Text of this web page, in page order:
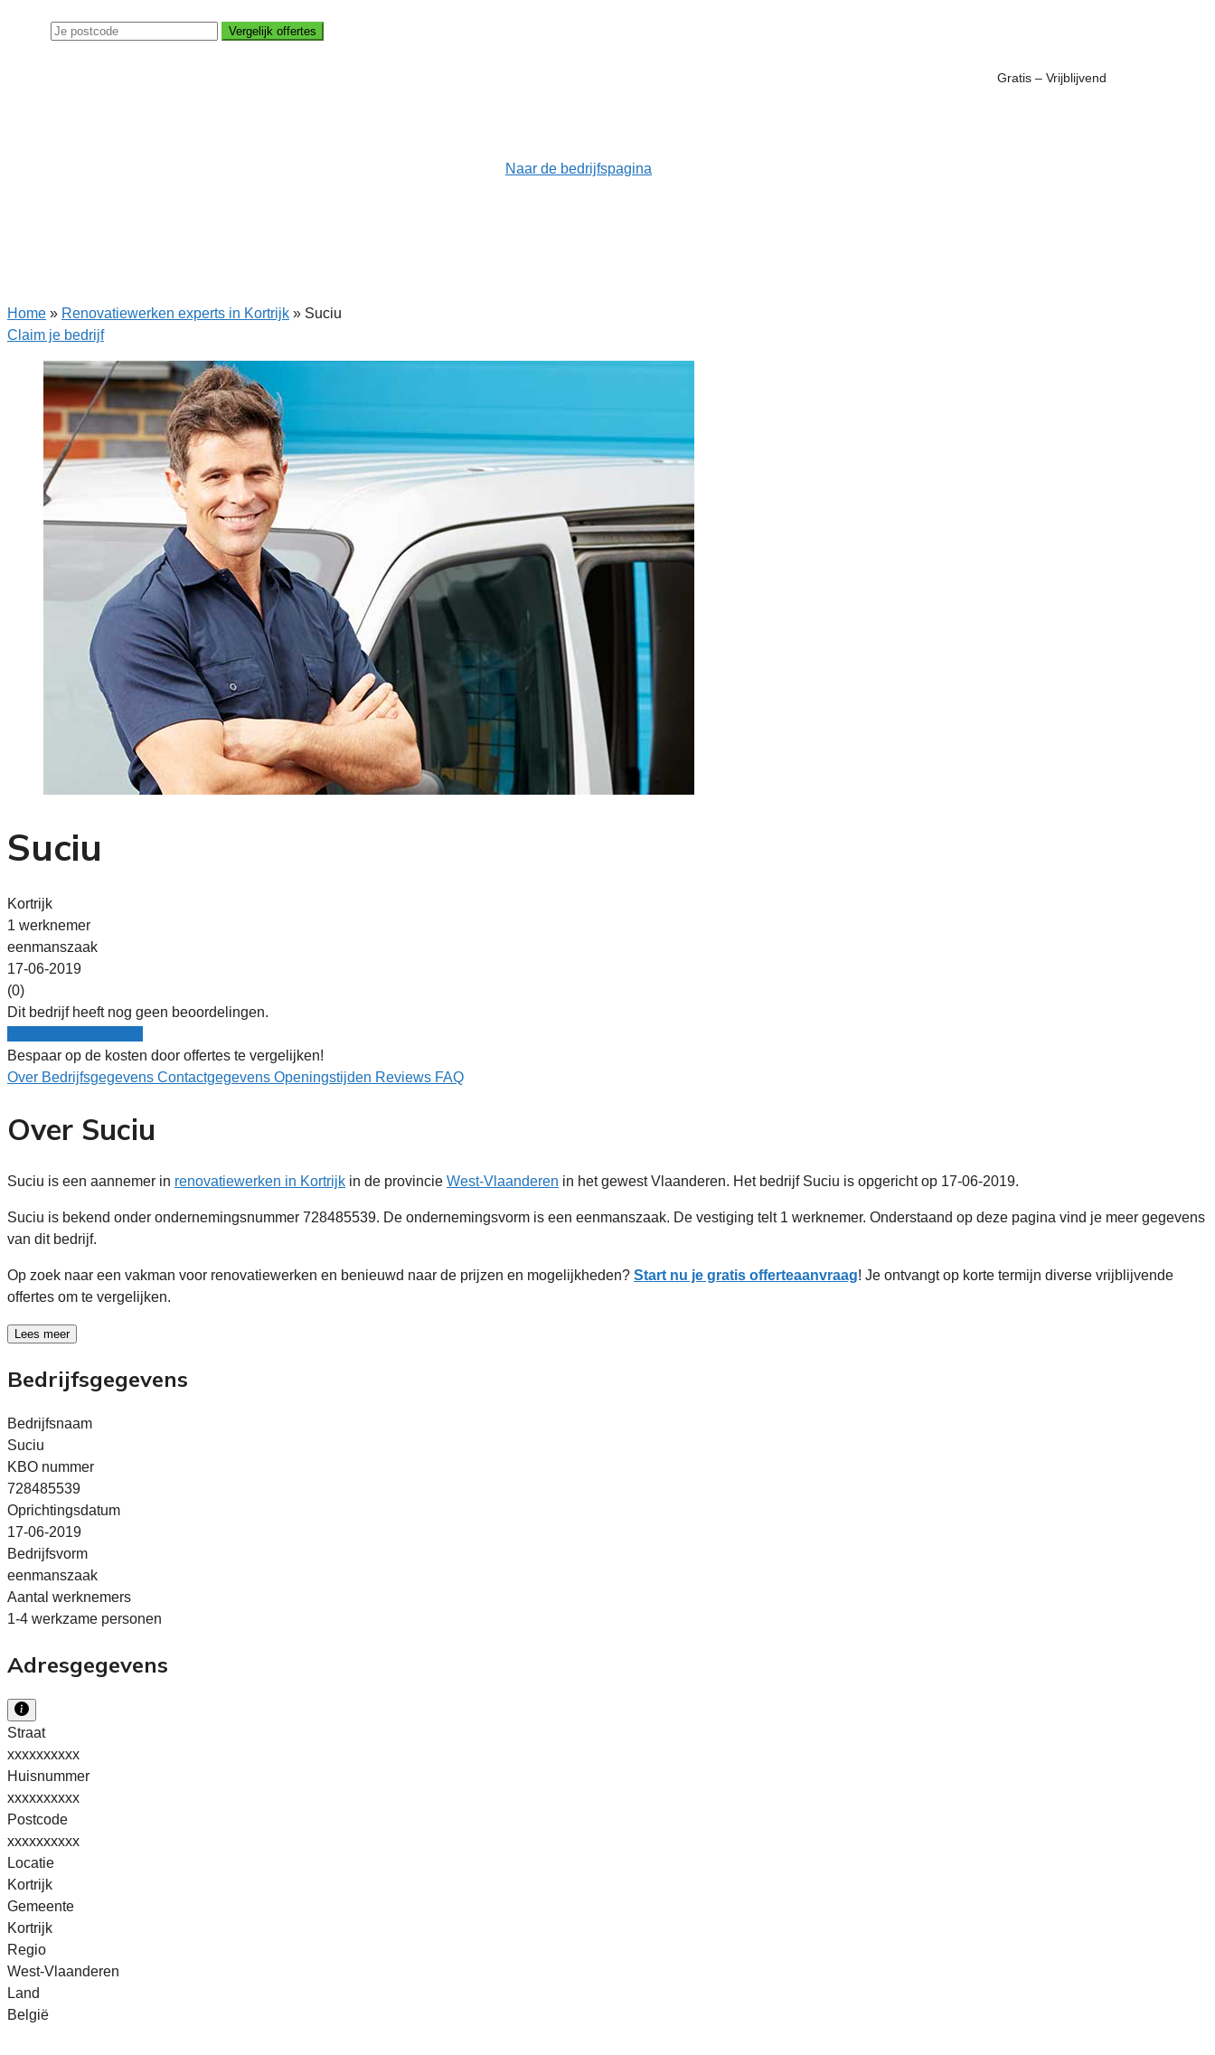
Vergelijk offertes
Gratis – Vrijblijvend
Naar de bedrijfspagina
Home » Renovatiewerken experts in Kortrijk » Suciu
Claim je bedrijf
Suciu
Kortrijk
1 werknemer
eenmanszaak
17-06-2019
(0)
Dit bedrijf heeft nog geen beoordelingen.
Bespaar op de kosten door offertes te vergelijken!
Over Bedrijfsgegevens Contactgegevens Openingstijden Reviews FAQ
Over Suciu
Suciu is een aannemer in renovatiewerken in Kortrijk in de provincie West-Vlaanderen in het gewest Vlaanderen. Het bedrijf Suciu is opgericht op 17-06-2019.
Suciu is bekend onder ondernemingsnummer 728485539. De ondernemingsvorm is een eenmanszaak. De vestiging telt 1 werknemer. Onderstaand op deze pagina vind je meer gegevens
van dit bedrijf.
Op zoek naar een vakman voor renovatiewerken en benieuwd naar de prijzen en mogelijkheden? Start nu je gratis offerteaanvraag! Je ontvangt op korte termijn diverse vrijblijvende
offertes om te vergelijken.
Lees meer
Bedrijfsgegevens
Bedrijfsnaam
Suciu
KBO nummer
728485539
Oprichtingsdatum
17-06-2019
Bedrijfsvorm
eenmanszaak
Aantal werknemers
1-4 werkzame personen
Adresgegevens
Straat
xxxxxxxxxx
Huisnummer
xxxxxxxxxx
Postcode
xxxxxxxxxx
Locatie
Kortrijk
Gemeente
Kortrijk
Regio
West-Vlaanderen
Land
België